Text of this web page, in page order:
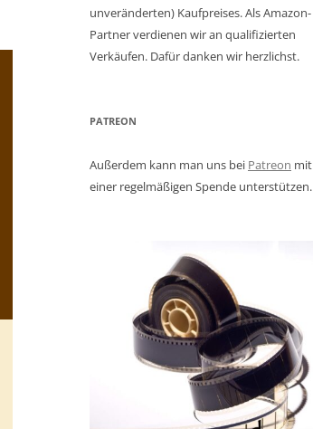
unveränderten) Kaufpreises. Als Amazon-
Partner verdienen wir an qualifizierten
Verkäufen. Dafür danken wir herzlichst.
PATREON
Außerdem kann man uns bei Patreon mit
einer regelmäßigen Spende unterstützen.